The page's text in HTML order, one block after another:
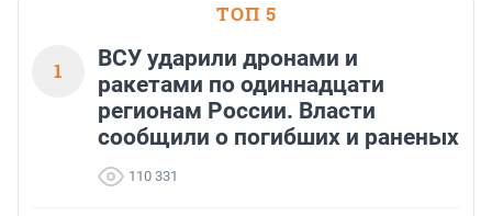
ТОП 5
1
ВСУ ударили дронами и
ракетами по одиннадцати
регионам России. Власти
сообщили о погибших и раненых
110 331